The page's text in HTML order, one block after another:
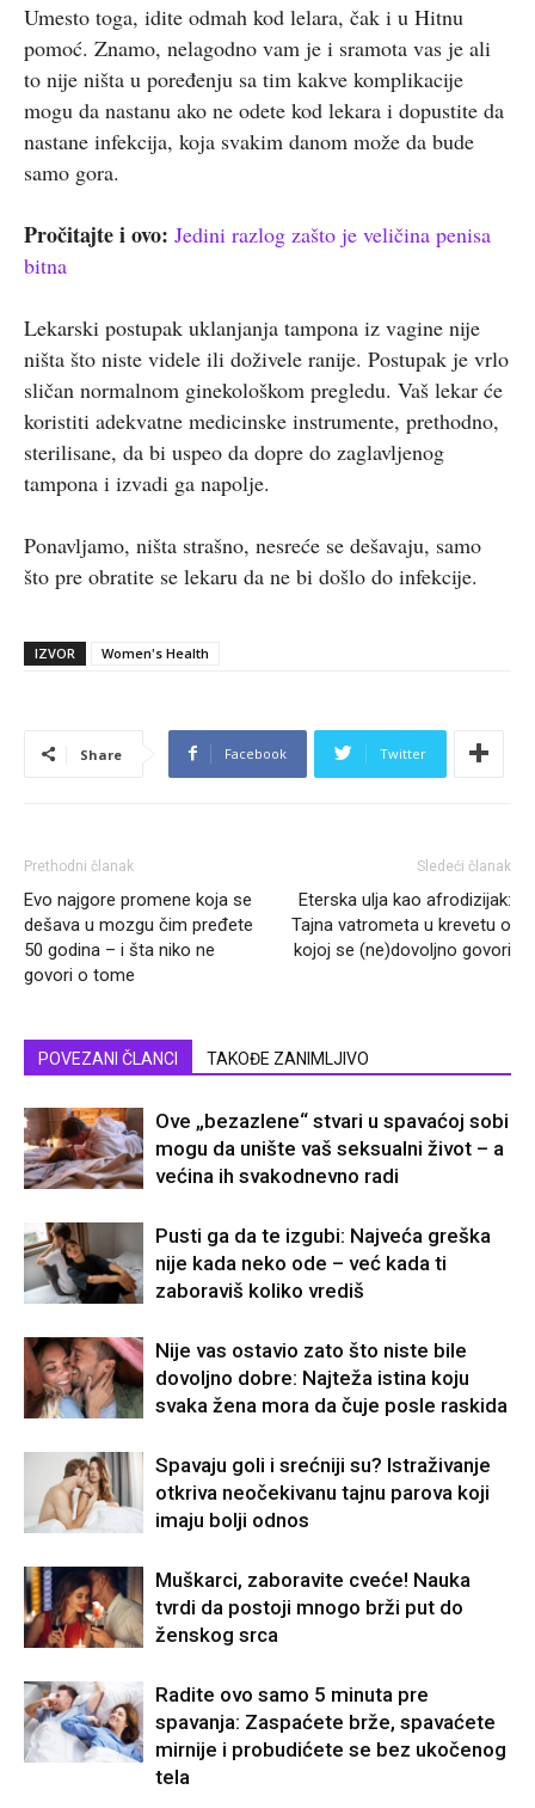
Umesto toga, idite odmah kod lelara, čak i u Hitnu
pomoć. Znamo, nelagodno vam je i sramota vas je ali
to nije ništa u poređenju sa tim kakve komplikacije
mogu da nastanu ako ne odete kod lekara i dopustite da
nastane infekcija, koja svakim danom može da bude
samo gora.
Pročitajte i ovo: Jedini razlog zašto je veličina penisa
bitna
Lekarski postupak uklanjanja tampona iz vagine nije
ništa što niste videle ili doživele ranije. Postupak je vrlo
sličan normalnom ginekološkom pregledu. Vaš lekar će
koristiti adekvatne medicinske instrumente, prethodno,
sterilisane, da bi uspeo da dopre do zaglavljenog
tampona i izvadi ga napolje.
Ponavljamo, ništa strašno, nesreće se dešavaju, samo
što pre obratite se lekaru da ne bi došlo do infekcije.
IZVOR Women's Health
Share Facebook Twitter
Prethodni članak
Evo najgore promene koja se
dešava u mozgu čim pređete
50 godina – i šta niko ne
govori o tome
Sledeći članak
Eterska ulja kao afrodizijak:
Tajna vatrometa u krevetu o
kojoj se (ne)dovoljno govori
POVEZANI ČLANCI TAKOĐE ZANIMLJIVO
Ove „bezazlene“ stvari u spavaćoj sobi
mogu da unište vaš seksualni život – a
većina ih svakodnevno radi
Pusti ga da te izgubi: Najveća greška
nije kada neko ode – već kada ti
zaboraviš koliko vrediš
Nije vas ostavio zato što niste bile
dovoljno dobre: Najteža istina koju
svaka žena mora da čuje posle raskida
Spavaju goli i srećniji su? Istraživanje
otkriva neočekivanu tajnu parova koji
imaju bolji odnos
Muškarci, zaboravite cveće! Nauka
tvrdi da postoji mnogo brži put do
ženskog srca
Radite ovo samo 5 minuta pre
spavanja: Zaspaćete brže, spavaćete
mirnije i probudićete se bez ukočenog
tela